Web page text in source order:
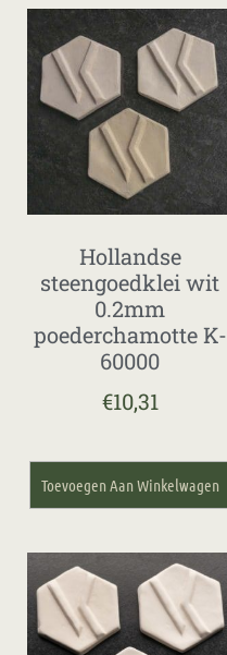
Hollandse
steengoedklei wit
0.2mm
poederchamotte K-
60000
€10,31
Toevoegen Aan Winkelwagen